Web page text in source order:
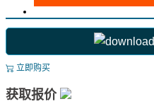
立即购买
获取报价